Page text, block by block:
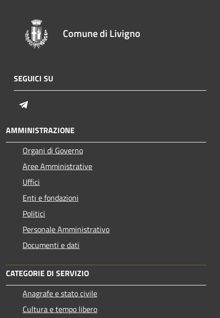
Comune di Livigno
SEGUICI SU
AMMINISTRAZIONE
Organi di Governo
Aree Amministrative
Uffici
Enti e fondazioni
Politici
Personale Amministrativo
Documenti e dati
CATEGORIE DI SERVIZIO
Anagrafe e stato civile
Cultura e tempo libero